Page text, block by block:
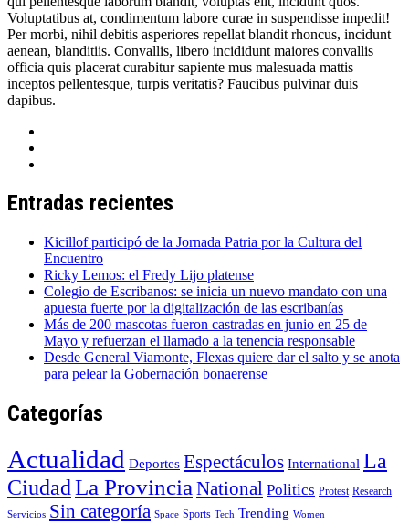
Voluptatibus at, condimentum labore curae in suspendisse impedit!
Per morbi, nihil debitis asperiores repellat blandit rhoncus, incidunt
aenean, blanditiis. Convallis, libero incididunt maiores convallis
officia quis placerat curabitur sapiente mus malesuada mattis
inceptos pellentesque, turpis veritatis? Faucibus pulvinar duis
dapibus.
Entradas recientes
Kicillof participó de la Jornada Patria por la Cultura del
Encuentro
Ricky Lemos: el Fredy Lijo platense
Colegio de Escribanos: se inicia un nuevo mandato con una
apuesta fuerte por la digitalización de las escribanías
Más de 200 mascotas fueron castradas en junio en 25 de
Mayo y refuerzan el llamado a la tenencia responsable
Desde General Viamonte, Flexas quiere dar el salto y se anota
para pelear la Gobernación bonaerense
Categorías
Actualidad Deportes Espectáculos International La
Ciudad La Provincia National Politics Protest Research
Servicios Sin categoría Space Sports Tech Trending Women